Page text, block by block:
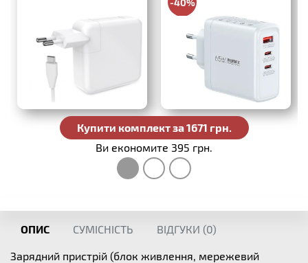
988 грн.
Купити комплект за 1671 грн.
Ви економите 395 грн.
ОПИС СУМІСНІСТЬ ВІДГУКИ (0)
Зарядний пристрій (блок живлення, мережевий